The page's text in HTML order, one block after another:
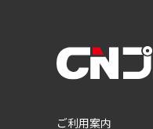
ご利用案内